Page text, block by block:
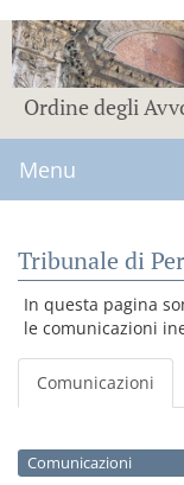
Ordine degli
Menu
Tribunale di
In questa pagina
le comunicazioni
Comunicazioni
Comunicazioni